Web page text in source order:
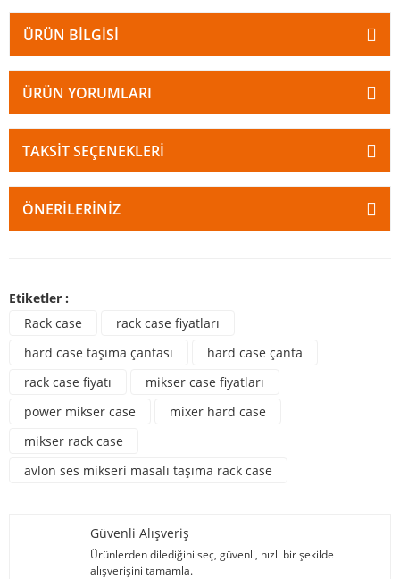
ÜRÜN BILGISI
ÜRÜN YORUMLARI
TAKSIT SEÇENEKLERI
ÖNERILERINIZ
Etiketler :
Rack case
rack case fiyatları
hard case taşıma çantası
hard case çanta
rack case fiyatı
mikser case fiyatları
power mikser case
mixer hard case
mikser rack case
avlon ses mikseri masalı taşıma rack case
Güvenli Alışveriş
Ürünlerden dilediğini seç, güvenli, hızlı bir şekilde
alışverişini tamamla.